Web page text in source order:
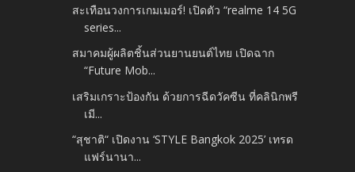
สะเทือนวงการเกมเมอร์! เปิดตัว “realme 14 5G
series...
สมาคมผู้ผลิตชิ้นส่วนยานยนต์ไทย เปิดฉาก
“Future Mob...
เสริมเกราะป้องกัน ด้วยการฉีดวัคซีน ที่คลินิกพรี
เมี...
“สุชาติ“ เปิดงาน ‘STYLE Bangkok 2025’ เทรด
แฟร์นานา...